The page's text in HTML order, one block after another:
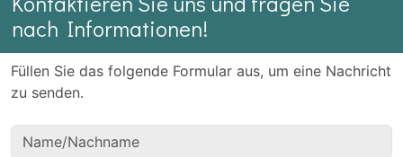
nach Informationen!
Füllen Sie das folgende Formular aus, um eine Nachricht
zu senden.